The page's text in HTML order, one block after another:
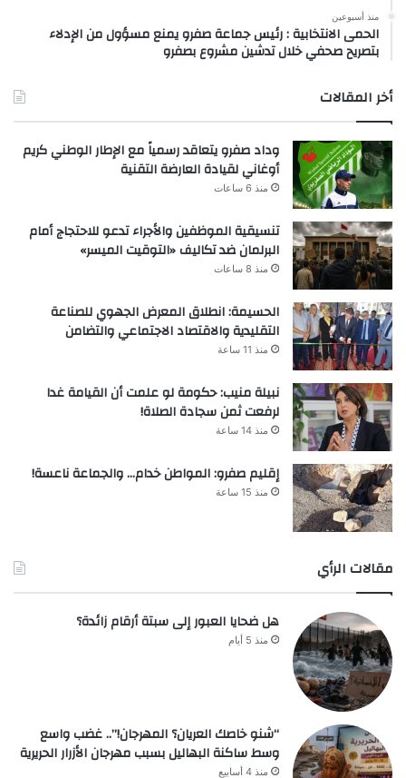
منذ أسبوعين
الحمى الانتخابية : رئيس جماعة صفرو يمنع مسؤول من الإدلاء
بتصريح صحفي خلال تدشين مشروع بصفرو
أخر المقالات
وداد صفرو يتعاقد رسمياً مع الإطار الوطني كريم
أوغاني لقيادة العارضة التقنية
منذ 6 ساعات
تنسيقية الموظفين والأجراء تدعو للاحتجاج أمام
البرلمان ضد تكاليف «التوقيت الميسر»
منذ 8 ساعات
الحسيمة: انطلاق المعرض الجهوي للصناعة
التقليدية والاقتصاد الاجتماعي والتضامن
منذ 11 ساعة
نبيلة منيب: حكومة لو علمت أن القيامة غدا
لرفعت ثمن سجادة الصلاة!
منذ 14 ساعة
إقليم صفرو: المواطن خدام… والجماعة ناعسة!
منذ 15 ساعة
مقالات الرأي
هل ضحايا العبور إلى سبتة أرقام زائدة؟
منذ 5 أيام
“شنو خاصك العريان؟ المهرجان!”.. غضب واسع
وسط ساكنة البهاليل بسبب مهرجان الأزرار الحريرية
منذ 4 أسابيع